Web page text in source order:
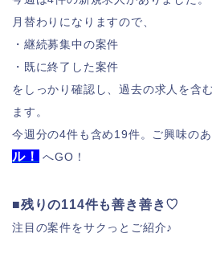
月替わりになりますので、
・継続募集中の案件
・既に終了した案件
をしっかり確認し、過去の求人を含
ます。
今週分の4件も含め19件。 ご興味の
ル！
へGO！
■残りの114件も善き善き♡
注目の案件をサクっとご紹介♪